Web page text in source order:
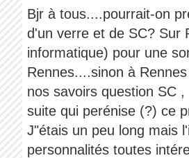
Bjr à tous....pourrait-on
d'un verre et de SC? Sur
informatique) pour une
Rennes....sinon à
nos savoirs question SC
suite qui perénise (?) ce
J"étais un peu long mais
personnalités toutes